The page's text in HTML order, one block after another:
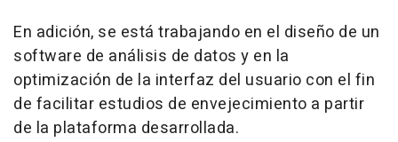
En adición, se está trabajando en el diseño de un
software de análisis de datos y en la
optimización de la interfaz del usuario con el fin
de facilitar estudios de envejecimiento a partir
de la plataforma desarrollada.